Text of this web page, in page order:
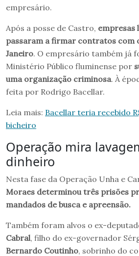
empresário.
Após a posse de Castro, empresas
passaram a firmar contratos com
Janeiro. O empresário também já
Ministério Público fluminense por
uma organização criminosa. À
feita por Rodrigo Bacellar.
Leia mais: Bacellar teria recebido
bicheiro
Operação mira
dinheiro
Nesta fase da Operação Unha e
Moraes determinou três prisões
mandados de busca e apreensão.
Também foram alvos o ex-
Cabral, filho do ex-governador
Bernardo Coutinho, sobrinho do